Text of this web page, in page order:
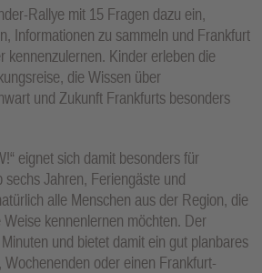
Rallye mit 15 Fragen dazu ein,
Informationen zu sammeln und Frankfurt
kennenzulernen. Kinder erleben die
die Wissen über
und Zukunft Frankfurts besonders
eignet sich damit besonders für
Jahren, Feriengäste und
alle Menschen aus der Region, die
kennenlernen möchten. Der
und bietet damit ein gut planbares
oder einen Frankfurt-